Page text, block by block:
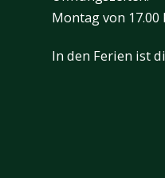
Montag von 17.00
In den Ferien ist